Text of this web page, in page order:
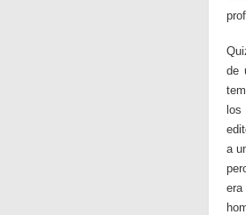
de
a
era